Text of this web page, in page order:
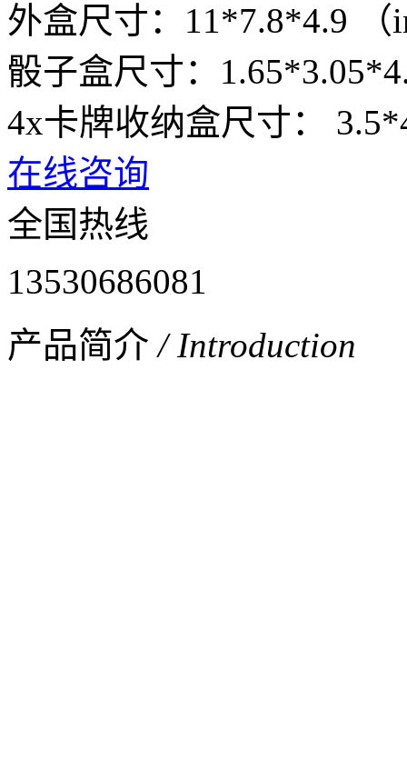
外盒尺寸：11*7.8*4.9 （
骰子盒尺寸：
4x卡牌收纳盒尺寸：
在线咨询
全国热线
13530686081
产品简介 / Introduction